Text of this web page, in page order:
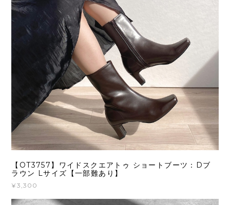
【OT3757】ワイドスクエアトゥ ショートブーツ：Dブ
ラウン Lサイズ【一部難あり】
¥3,300